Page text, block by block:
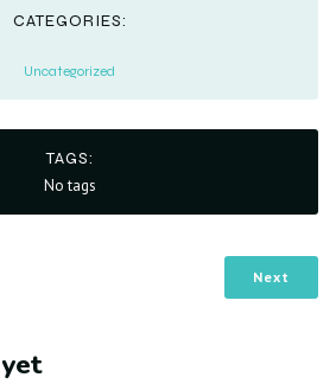
CATEGORIES:
Uncategorized
TAGS:
No tags
Next